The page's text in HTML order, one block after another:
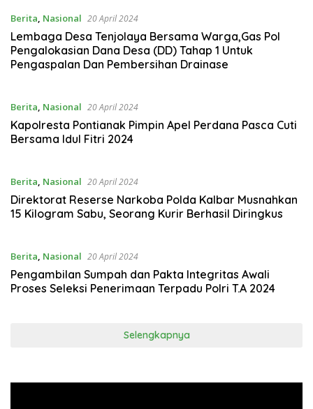
Berita, Nasional 20 April 2024
Lembaga Desa Tenjolaya Bersama Warga,Gas Pol
Pengalokasian Dana Desa (DD) Tahap 1 Untuk
Pengaspalan Dan Pembersihan Drainase
Berita, Nasional 20 April 2024
Kapolresta Pontianak Pimpin Apel Perdana Pasca Cuti
Bersama Idul Fitri 2024
Berita, Nasional 20 April 2024
Direktorat Reserse Narkoba Polda Kalbar Musnahkan
15 Kilogram Sabu, Seorang Kurir Berhasil Diringkus
Berita, Nasional 20 April 2024
Pengambilan Sumpah dan Pakta Integritas Awali
Proses Seleksi Penerimaan Terpadu Polri T.A 2024
Selengkapnya